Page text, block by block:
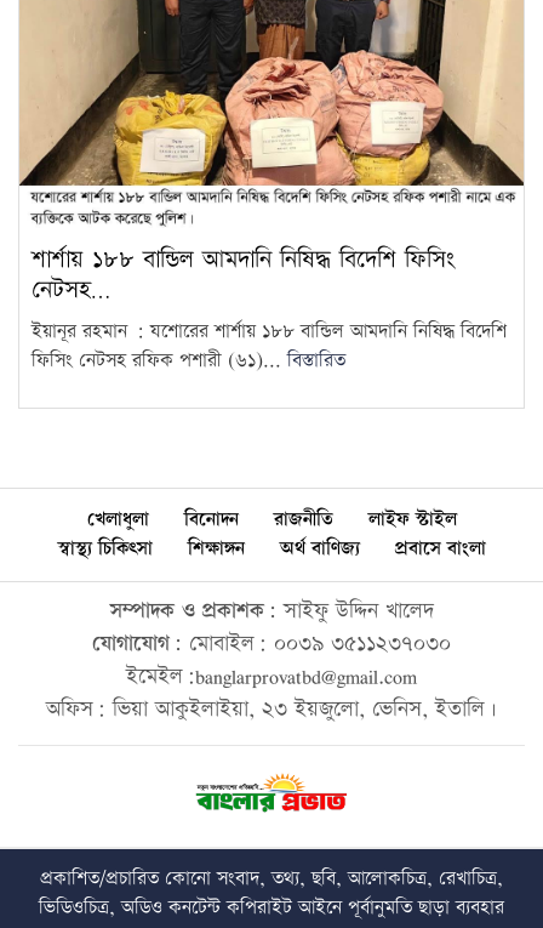
শার্শায় ১৮৮ বান্ডিল আমদানি নিষিদ্ধ বিদেশি ফিসিং
নেটসহ…
ইয়ানূর রহমান : যশোরের শার্শায় ১৮৮ বান্ডিল আমদানি নিষিদ্ধ বিদেশি
ফিসিং নেটসহ রফিক পশারী (৬১)...বিস্তারিত
খেলাধুলা বিনোদন রাজনীতি
লাইফ স্টাইল
স্বাস্থ্য চিকিৎসা
শিক্ষাঙ্গন অর্থ বাণিজ্য প্রবাসে বাংলা
সম্পাদক ও প্রকাশক: সাইফু উদ্দিন খালেদ
যোগাযোগ: মোবাইল: ০০৩৯ ৩৫১১২৩৭০৩০
ইমেইল:banglarprovatbd@gmail.com
অফিস: ভিয়া আকুইলাইয়া, ২৩ ইয়জুলো, ভেনিস, ইতালি।
প্রকাশিত/প্রচারিত কোনো সংবাদ, তথ্য, ছবি, আলোকচিত্র, রেখাচিত্র,
ভিডিওচিত্র, অডিও কনটেন্ট কপিরাইট আইনে পূর্বানুমতি ছাড়া ব্যবহার